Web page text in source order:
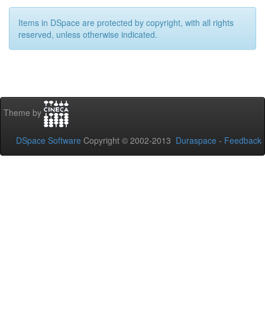
Items in DSpace are protected by copyright, with all rights
reserved, unless otherwise indicated.
Theme by
DSpace Software Copyright © 2002-2013 Duraspace - Feedback